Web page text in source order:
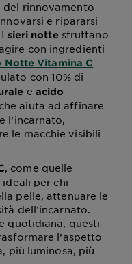
del rinnovamento
e ripararsi
sieri nottesfruttano
con ingredienti
Notte Vitamina C
con 10% di
e acido
aiuta ad affinare
l’incarnato,
le macchie visibili
, come quelle
ideali per chi
pelle, attenuare le
dell’incarnato.
quotidiana, questi
l’aspetto
più luminosa, più